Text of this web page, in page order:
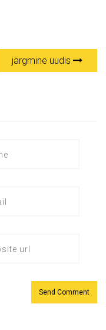
järgmine uudis